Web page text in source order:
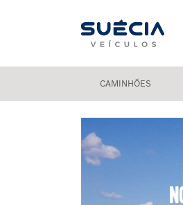
CAMINHÕES